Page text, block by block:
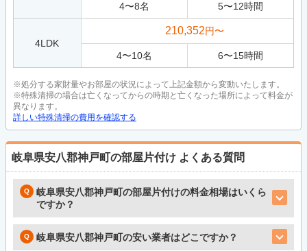
4〜8名 5〜12時間
4LDK
210,352円〜
4〜10名 6〜15時間
※処分する家財量やお部屋の状況によって上記金額から変動いたします。
※特殊清掃の場合は亡くなってからの時期と亡くなった場所によって料金が
異なります。
詳しい特殊清掃の費用を確認する
岐阜県安八郡神戸町の部屋片付け よくある質問
岐阜県安八郡神戸町の部屋片付けの料金相場はいくら
ですか？
岐阜県安八郡神戸町の安い業者はどこですか？